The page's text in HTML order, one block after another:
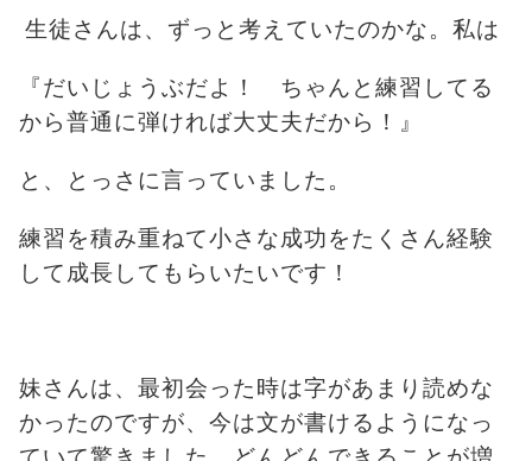
生徒さんは、ずっと考えていたのかな。私は
『だいじょうぶだよ！ ちゃんと練習してる
から普通に弾ければ大丈夫だから！』
と、とっさに言っていました。
練習を積み重ねて小さな成功をたくさん経験
して成長してもらいたいです！
妹さんは、最初会った時は字があまり読めな
かったのですが、今は文が書けるようになっ